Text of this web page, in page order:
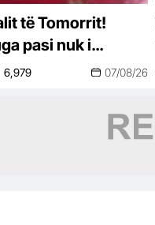
të Tomorrit!
pasi nuk i
plagosur, 2 në
6,979 07/08/26